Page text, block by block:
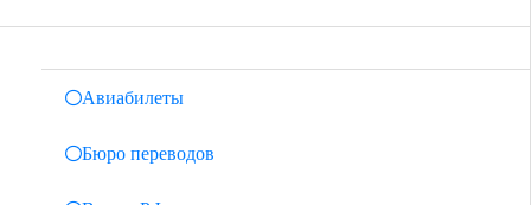
Авиабилеты
Бюро переводов